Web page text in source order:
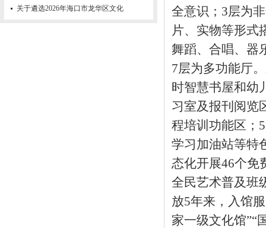
关于遴选2026年海口市龙华区文化
全意识；3层为
片、实物等形式
舞蹈、合唱、器
7层为多功能厅
时智慧书屋和幼
习室及报刊阅览
程培训功能区；
学习加油站等特
态化开展46个免
全民艺术普及班
放5年来，入馆
家一级文化馆”“